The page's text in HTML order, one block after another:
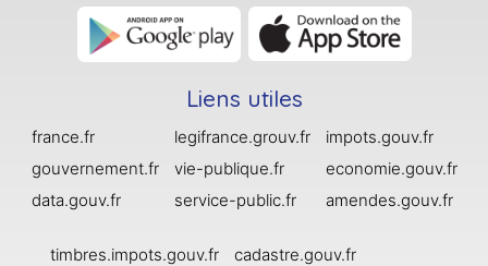
Liens utiles
france.fr
gouvernement.fr
data.gouv.fr
legifrance.grouv.fr
vie-publique.fr
service-public.fr
impots.gouv.fr
economie.gouv.fr
amendes.gouv.fr
timbres.impots.gouv.fr
cadastre.gouv.fr